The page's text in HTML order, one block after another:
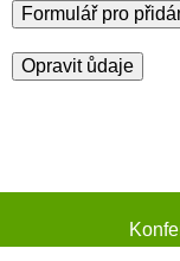
Formulář pro
Opravit ůdaje